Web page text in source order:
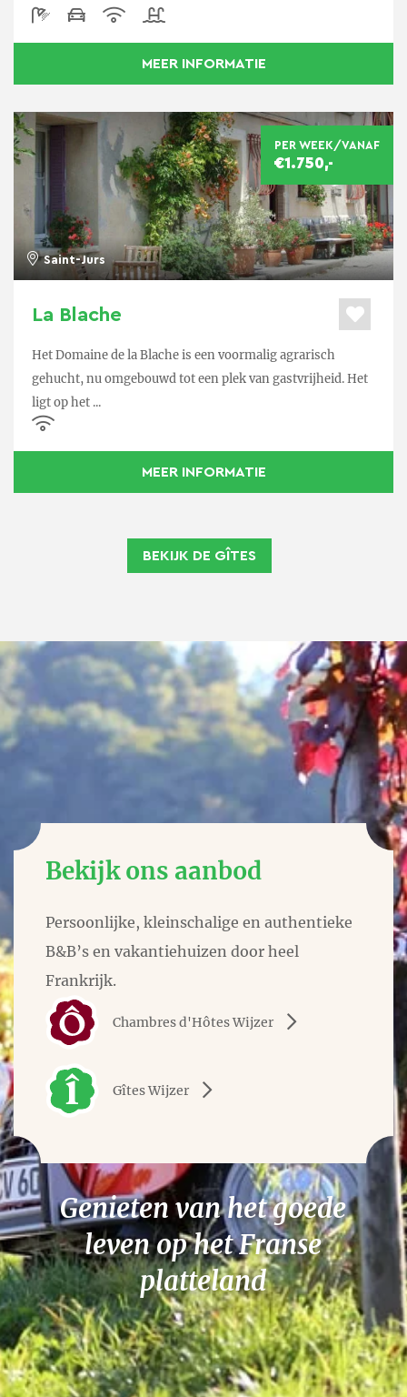
MEER INFORMATIE
PER WEEK/VANAF
€1.750,-
Saint-Jurs
La Blache
Het Domaine de la Blache is een voormalig agrarisch
gehucht, nu omgebouwd tot een plek van gastvrijheid. Het
ligt op het ...
MEER INFORMATIE
BEKIJK DE GÎTES
Bekijk ons aanbod
Persoonlijke, kleinschalige en authentieke
B&B’s en vakantiehuizen door heel
Frankrijk.
Chambres d'Hôtes Wijzer
Gîtes Wijzer
Genieten van het goede
leven op het Franse
platteland